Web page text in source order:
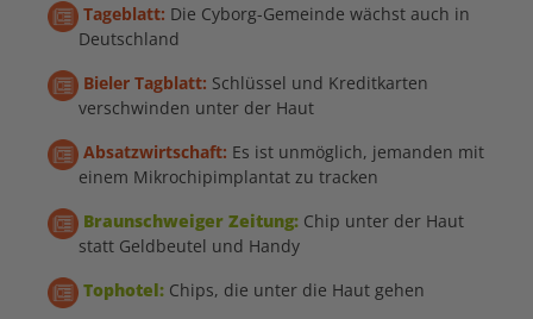
Tageblatt: Die Cyborg-Gemeinde wächst auch in
Deutschland
Bieler Tagblatt: Schlüssel und Kreditkarten
verschwinden unter der Haut
Absatzwirtschaft: Es ist unmöglich, jemanden mit
einem Mikrochipimplantat zu tracken
Braunschweiger Zeitung: Chip unter der Haut
statt Geldbeutel und Handy
Tophotel: Chips, die unter die Haut gehen